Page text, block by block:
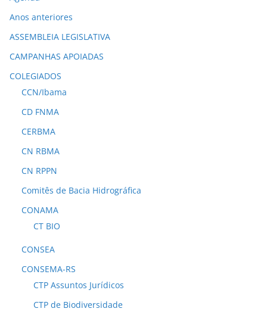
Anos anteriores
ASSEMBLEIA LEGISLATIVA
CAMPANHAS APOIADAS
COLEGIADOS
CCN/Ibama
CD FNMA
CERBMA
CN RBMA
CN RPPN
Comitês de Bacia Hidrográfica
CONAMA
CT BIO
CONSEA
CONSEMA-RS
CTP Assuntos Jurídicos
CTP de Biodiversidade